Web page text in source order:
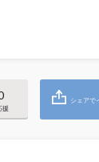
援
シェアで